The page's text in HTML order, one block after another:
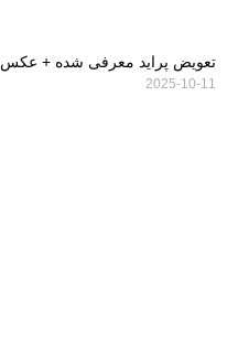
تعویض پراید معرفی شده + عکس
2025-10-11